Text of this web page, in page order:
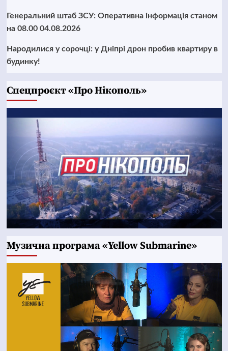
Генеральний штаб ЗСУ: Оперативна інформація станом
на 08.00 04.08.2026
Народилися у сорочці: у Дніпрі дрон пробив квартиру в
будинку!
Cпецпроєкт «Про Нікополь»
Музична програма «Yellow Submarine»